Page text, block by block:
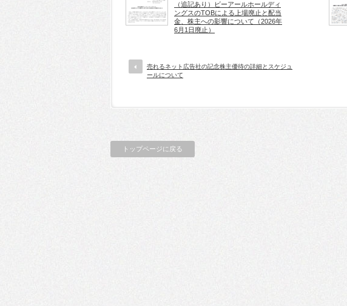
（追記あり）ビーアールホールディ
ングスのTOBによる上場廃止と配当
金、株主への影響について（2026年
6月1日廃止）
売れるネット広告社の記念株主優待の詳細とスケジュ
ールについて
トップページに戻る